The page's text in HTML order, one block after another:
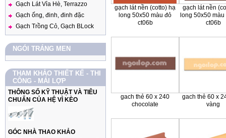
Gạch Lát Vỉa Hè, Terrazzo
Gạch ống, đinh, đinh đặc
Gạch Trồng Cỏ, Gạch BLock
NGÓI TRÁNG MEN
THAM KHẢO THIẾT KẾ - THI
CÔNG - MÁI LỢP
THÔNG SỐ KỸ THUẬT VÀ TIÊU
CHUẨN CỦA HỆ VÌ KÈO
GÓC NHÀ THAO KHẢO
gạch lát nền (cotto) hạ
long 50x50 màu đỏ
ct06b
gạch lát nền
long 50x50
ct06b
gach thẻ 60 x 240
chocolate
gach thẻ 60 x
vàng